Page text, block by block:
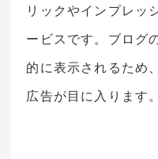
リックやインプレッ
ービスです。ブログ
的に表示されるため
広告が目に入ります。